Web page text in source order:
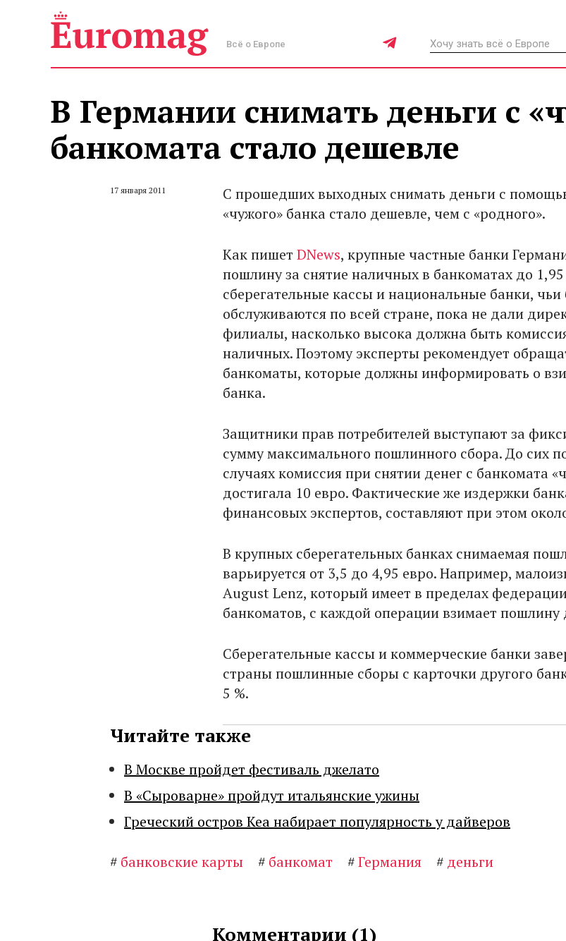
Всё о Европе
В Германии снимать деньги с
банкомата стало дешевле
17 января 2011
С прошедших выходных снимать деньги с
«чужого» банка стало дешевле, чем с «родного».
Как пишет DNews, крупные частные банки
пошлину за снятие наличных в банкоматах до
сберегательные кассы и национальные банки,
обслуживаются по всей стране, пока не дали
филиалы, насколько высока должна быть
наличных. Поэтому эксперты рекомендует
банкоматы, которые должны информировать о
банка.
Защитники прав потребителей выступают за
сумму максимального пошлинного сбора. До сих
случаях комиссия при снятии денег с банкомата
достигала 10 евро. Фактические же издержки
финансовых экспертов, составляют при этом
В крупных сберегательных банках снимаемая
варьируется от 3,5 до 4,95 евро. Например,
August Lenz, который имеет в пределах
банкоматов, с каждой операции взимает пошлину
Сберегательные кассы и коммерческие банки
страны пошлинные сборы с карточки другого
5 %.
Читайте также
В Москве пройдет фестиваль джелато
В «Сыроварне» пройдут итальянские ужины
Греческий остров Кеа набирает популярность у дайверов
# банковские карты # банкомат #Германия # деньги
Комментарии (1)